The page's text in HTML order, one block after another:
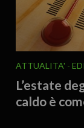
ATTUALITA'
L’estate
caldo è